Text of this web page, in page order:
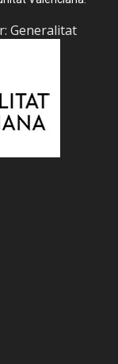
Generalitat